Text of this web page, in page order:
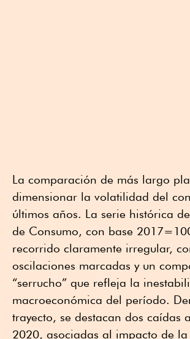
La comparación de más largo
dimensionar la volatilidad del
últimos años. La serie histórica
de Consumo, con base
recorrido claramente irregular,
oscilaciones marcadas y un
“serrucho” que refleja la
macroeconómica del período.
trayecto, se destacan dos caídas
2020, asociadas al impacto de